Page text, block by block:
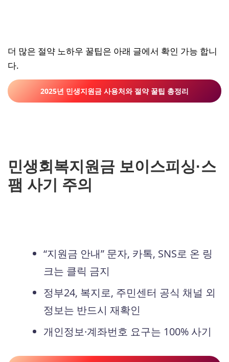
더 많은 절약 노하우 꿀팁은 아래 글에서 확인 가능 합니
다.
2025년 민생지원금 사용처와 절약 꿀팁 총정리
민생회복지원금 보이스피싱·스
팸 사기 주의
“지원금 안내” 문자, 카톡, SNS로 온 링
크는 클릭 금지
정부24, 복지로, 주민센터 공식 채널 외
정보는 반드시 재확인
개인정보·계좌번호 요구는 100% 사기